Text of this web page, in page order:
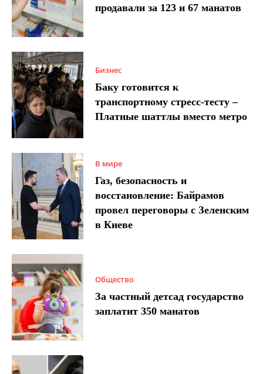
продавали за 123 и 67 манатов
Бизнес
Баку готовится к
транспортному стресс-тесту –
Платные шаттлы вместо метро
В мире
Газ, безопасность и
восстановление: Байрамов
провел переговоры с Зеленским
в Киеве
Общество
За частный детсад государство
заплатит 350 манатов